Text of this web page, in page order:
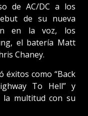
de AC/DC a los
de su nueva
en la voz, los
el batería Matt
Chaney.
éxitos como “Back
To Hell” y
la multitud con su